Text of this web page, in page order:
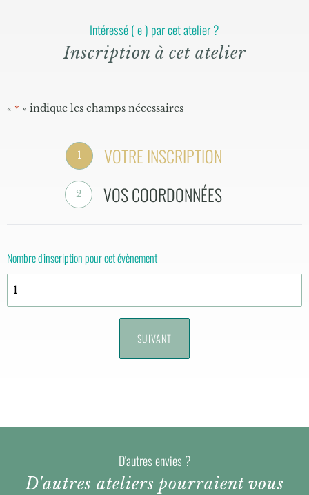
Intéressé ( e ) par cet atelier ?
Inscription à cet atelier
« * » indique les champs nécessaires
1 VOTRE INSCRIPTION
2 VOS COORDONNÉES
Nombre d'inscription pour cet évènement
D'autres envies ?
D'autres ateliers pourraient vous